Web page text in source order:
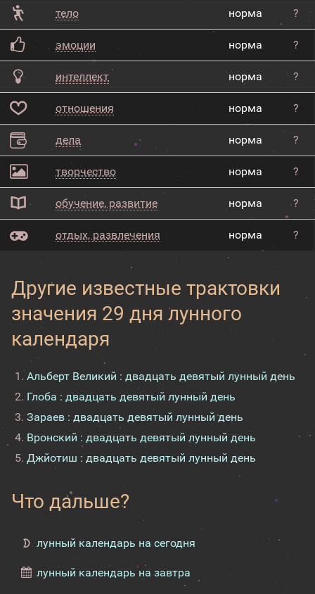
тело норма ?
эмоции норма ?
интеллект норма ?
отношения норма ?
дела норма ?
творчество норма ?
обучение, развитие норма ?
отдых, развлечения норма ?
Другие известные трактовки
значения 29 дня лунного
календаря
Альберт Великий : двадцать девятый лунный день
Глоба : двадцать девятый лунный день
Зараев : двадцать девятый лунный день
Вронский : двадцать девятый лунный день
Джйотиш : двадцать девятый лунный день
Что дальше?
лунный календарь на сегодня
лунный календарь на завтра